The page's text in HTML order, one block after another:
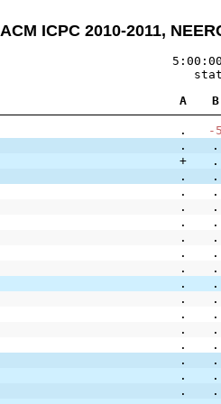
ACM ICPC 2010-2011,
A B
.
-
.
.
+
.
.
.
.
.
.
.
.
.
.
.
.
.
.
.
.
.
.
.
.
.
.
.
.
.
.
.
.
.
.
.